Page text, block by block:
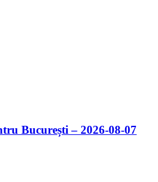
București – 2026-08-07